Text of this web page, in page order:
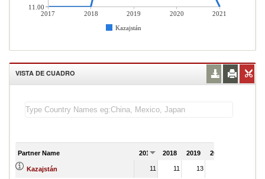
2017 2018 2019 2020
2021
Kazajstán
11.00
VISTA DE CUADRO
Partner Name 2017 2018 2019 2020
Kazajstán 11 11 13